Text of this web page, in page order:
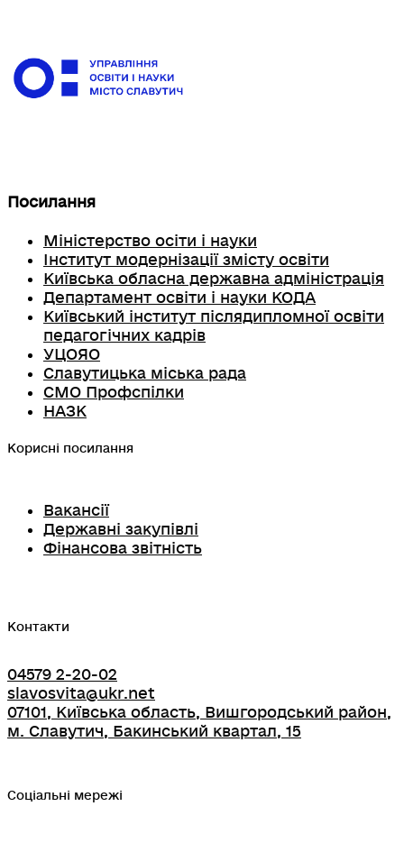
Посилання
Міністерство осіти і науки
Інститут модернізації змісту освіти
Київська обласна державна адміністрація
Департамент освіти і науки КОДА
Київський інститут післядипломної освіти
педагогічних кадрів
УЦОЯО
Славутицька міська рада
СМО Профспілки
НАЗК
Корисні посилання
Вакансії
Державні закупівлі
Фінансова звітність
Контакти
04579 2-20-02
slavosvita@ukr.net
07101, Київська область, Вишгородський район,
м. Славутич, Бакинський квартал, 15
Соціальні мережі